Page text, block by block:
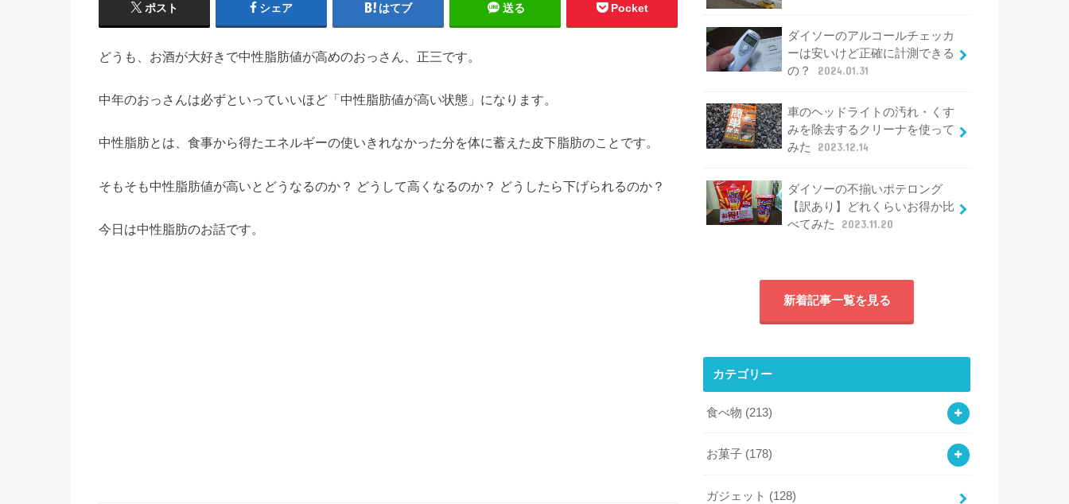
ポスト シェア はてブ 送る Pocket
どうも、お酒が大好きで中性脂肪値が高めのおっさん、正三です。
中年のおっさんは必ずといっていいほど「中性脂肪値が高い状態」になります。
中性脂肪とは、食事から得たエネルギーの使いきれなかった分を体に蓄えた皮下脂肪のことです。
そもそも中性脂肪値が高いとどうなるのか？ どうして高くなるのか？ どうしたら下げられるのか？
今日は中性脂肪のお話です。
ダイソーのアルコールチェッカ
ーは安いけど正確に計測できる
の？
2024.01.31
車のヘッドライトの汚れ・くす
みを除去するクリーナを使って
みた
2023.12.14
ダイソーの不揃いポテロング
【訳あり】どれくらいお得か比
べてみた
2023.11.20
新着記事一覧を見る
カテゴリー
食べ物 (213)
お菓子 (178)
ガジェット (128)